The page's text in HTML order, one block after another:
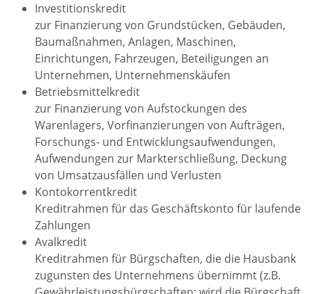
Investitionskredit
zur Finanzierung von Grundstücken, Gebäuden,
Baumaßnahmen, Anlagen, Maschinen,
Einrichtungen, Fahrzeugen, Beteiligungen an
Unternehmen, Unternehmenskäufen
Betriebsmittelkredit
zur Finanzierung von Aufstockungen des
Warenlagers, Vorfinanzierungen von Aufträgen,
Forschungs- und Entwicklungsaufwendungen,
Aufwendungen zur Markterschließung, Deckung
von Umsatzausfällen und Verlusten
Kontokorrentkredit
Kreditrahmen für das Geschäftskonto für laufende
Zahlungen
Avalkredit
Kreditrahmen für Bürgschaften, die die Hausbank
zugunsten des Unternehmens übernimmt (z.B.